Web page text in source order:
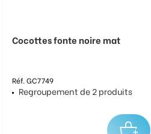
Cocottes fonte noire mat
Réf. GC7749
Regroupement de 2 produits